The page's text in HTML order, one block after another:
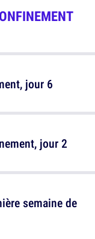
jour 6
semaine de
jour 2